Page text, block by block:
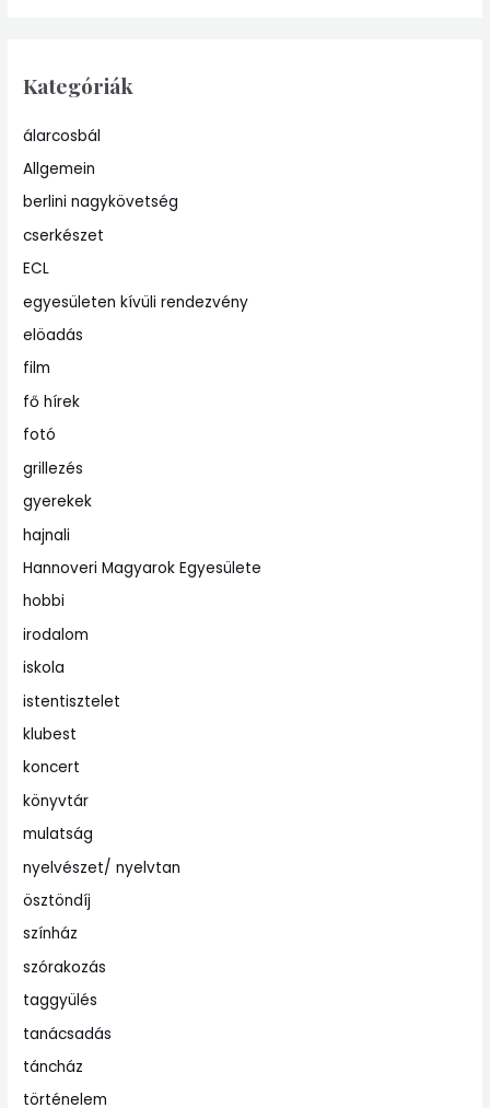
Kategóriák
álarcosbál
Allgemein
berlini nagykövetség
cserkészet
ECL
egyesületen kívüli rendezvény
elöadás
film
fő hírek
fotó
grillezés
gyerekek
hajnali
Hannoveri Magyarok Egyesülete
hobbi
irodalom
iskola
istentisztelet
klubest
koncert
könyvtár
mulatság
nyelvészet/ nyelvtan
ösztöndíj
színház
szórakozás
taggyülés
tanácsadás
táncház
történelem